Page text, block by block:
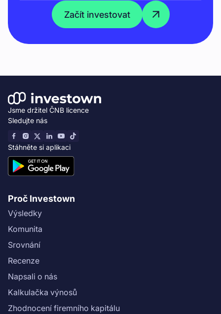
Začít investovat
Jsme držitel ČNB licence
Sledujte nás
Stáhněte si aplikaci
Proč Investown
Výsledky
Komunita
Srovnání
Recenze
Napsali o nás
Kalkulačka výnosů
Zhodnocení firemního kapitálu